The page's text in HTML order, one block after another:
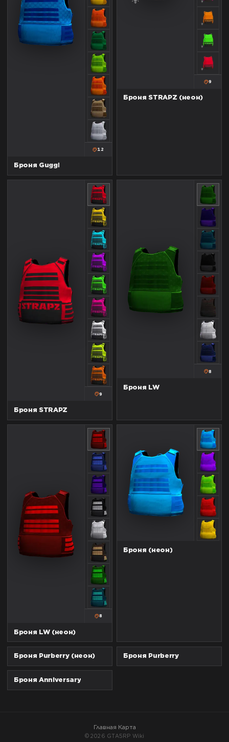
12
Броня Guggi
9
Броня STRAPZ (неон)
9
Броня STRAPZ
8
Броня LW
8
Броня LW (неон)
Броня (неон)
Броня Purberry (неон) Броня Purberry
Броня Anniversary
Главная·Карта
©2026 GTA5RP Wiki